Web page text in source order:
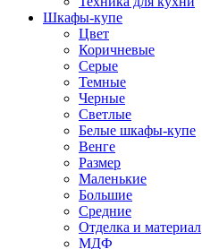
Шкафы-купе
Цвет
Коричневые
Серые
Темные
Черные
Светлые
Белые шкафы-купе
Венге
Размер
Маленькие
Большие
Средние
Отделка и материал
МДФ